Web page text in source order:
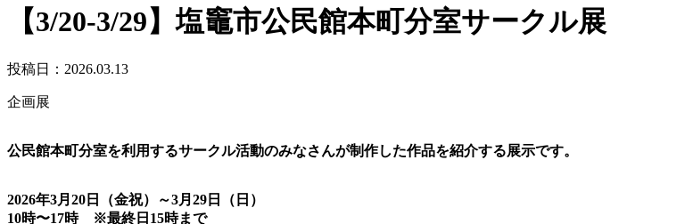
【3/20-3/29】塩竈市公民館本町分室サークル展
投稿日：2026.03.13
企画展
公民館本町分室を利用するサークル活動のみなさんが制作した作品を紹介する展示です。
2026年3月20日（金祝）～3月29日（日）
10時〜17時 ※最終日15時まで